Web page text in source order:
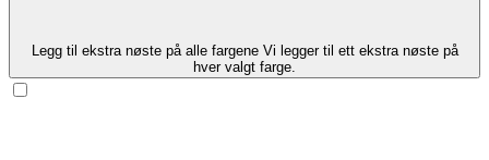
Legg til ekstra nøste på alle fargene Vi legger til ett ekstra nøste på
hver valgt farge.